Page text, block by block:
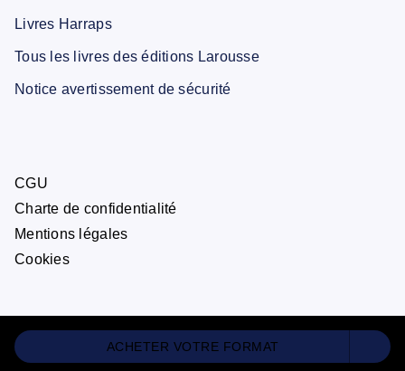
ACHETER VOTRE FORMAT
Livres Harraps
Tous les livres des éditions Larousse
Notice avertissement de sécurité
CGU
Charte de confidentialité
Mentions légales
Cookies
ÉDITIONS LAROUSSE© 2026